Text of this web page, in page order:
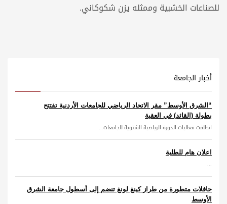
للصناعات الخشبية وممثله يزن شكوكاني.
أخبار الجامعة
“الشرق الأوسط” مقر الاتحاد الرياضي للجامعات الأردنية تفتتح
بطولة (القائد) في العقبة
انطلقت فعاليات الدورة الرياضية الشتوية للجامعات...
اعلان هام للطلبة
...
حافلات متطورة من طراز كينغ لونغ تنضم إلى أسطول جامعة الشرق
الأوسط